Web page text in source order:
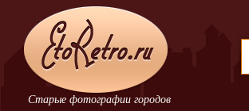
Старые фотографии городов